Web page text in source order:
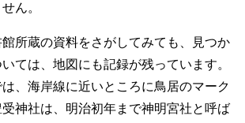
ん。
所蔵の資料をさがしてみても、見つか
ては、地図にも記録が残っています。
、海岸線に近いところに鳥居のマーク
神社は、明治初年まで神明宮社と呼ば